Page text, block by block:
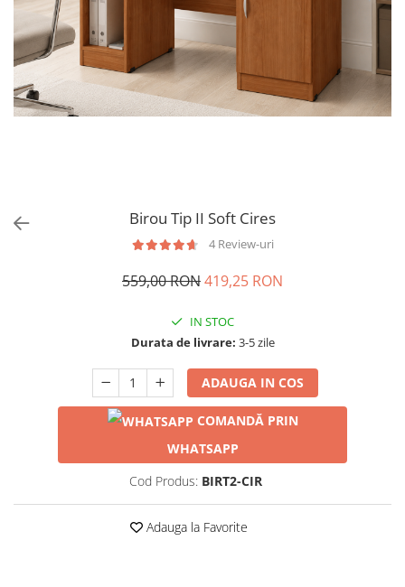
Birou Tip II Soft Cires
4 Review-uri
559,00 RON419,25 RON
IN STOC
Durata de livrare: 3-5 zile
ADAUGA IN COS
COMANDĂ PRIN
WHATSAPP
Cod Produs: BIRT2-CIR
Adauga la Favorite